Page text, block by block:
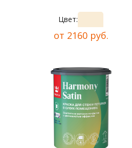
Цвет:
от 2160 руб.